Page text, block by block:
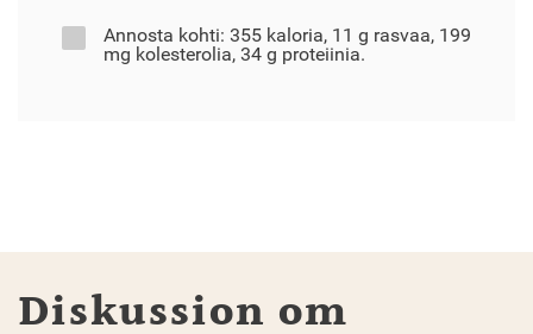
Annosta kohti: 355 kaloria, 11 g rasvaa, 199
mg kolesterolia, 34 g proteiinia.
Diskussion om